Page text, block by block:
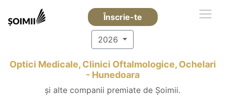
Înscrie-te
2026
Optici Medicale, Clinici Oftalmologice, Ochelari
- Hunedoara
și alte companii premiate de Șoimii.